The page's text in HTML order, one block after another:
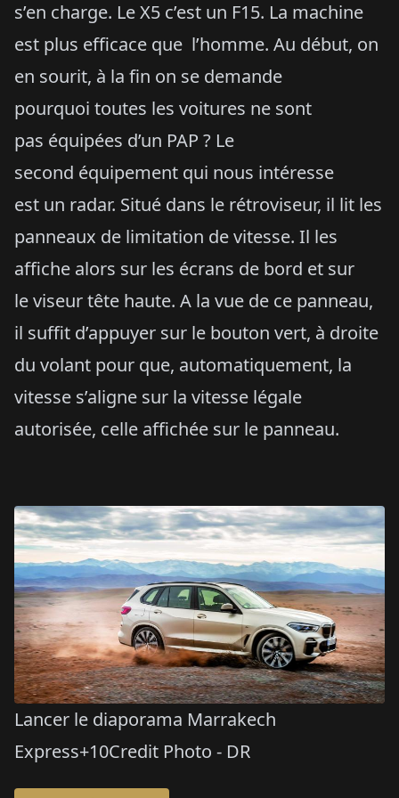
s’en charge. Le X5 c’est un F15. La machine
est plus efficace que l’homme. Au début, on
en sourit, à la fin on se demande
pourquoi toutes les voitures ne sont
pas équipées d’un PAP ? Le
second équipement qui nous intéresse
est un radar. Situé dans le rétroviseur, il lit les
panneaux de limitation de vitesse. Il les
affiche alors sur les écrans de bord et sur
le viseur tête haute. A la vue de ce panneau,
il suffit d’appuyer sur le bouton vert, à droite
du volant pour que, automatiquement, la
vitesse s’aligne sur la vitesse légale
autorisée, celle affichée sur le panneau.
Lancer le diaporama Marrakech
Express+10Credit Photo - DR